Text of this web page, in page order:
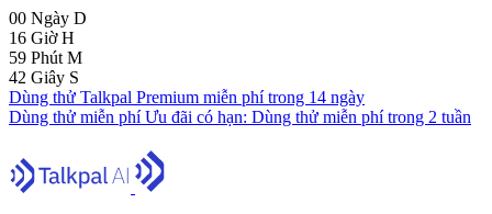
00 Ngày D
16 GiờH
59 Phút M
41 Giây S
Dùng thử Talkpal Premium miễn phí trong 14 ngày
Dùng thử miễn phíƯu đãi có hạn: Dùng thử miễn phí trong 2 tuần